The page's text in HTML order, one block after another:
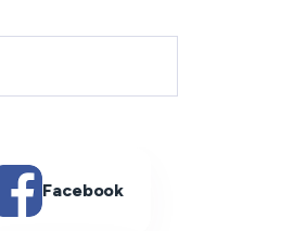
Facebook